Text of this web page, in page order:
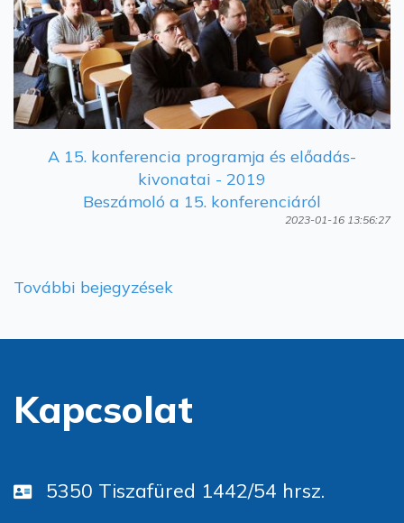
A 15. konferencia programja és előadás-
kivonatai - 2019
Beszámoló a 15. konferenciáról
2023-01-16 13:56:27
További bejegyzések
Kapcsolat
5350 Tiszafüred 1442/54 hrsz.